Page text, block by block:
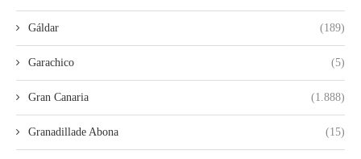
Gáldar (189)
Garachico (5)
Gran Canaria (1.888)
Granadillade Abona (15)